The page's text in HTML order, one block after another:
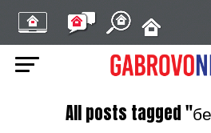
All posts tagged